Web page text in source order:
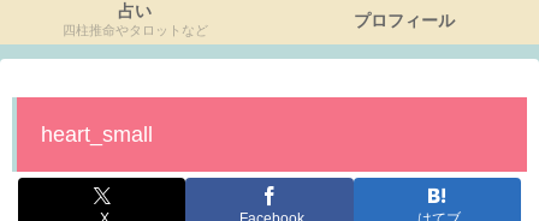
占い
四柱推命やタロットなど プロフィール
heart_small